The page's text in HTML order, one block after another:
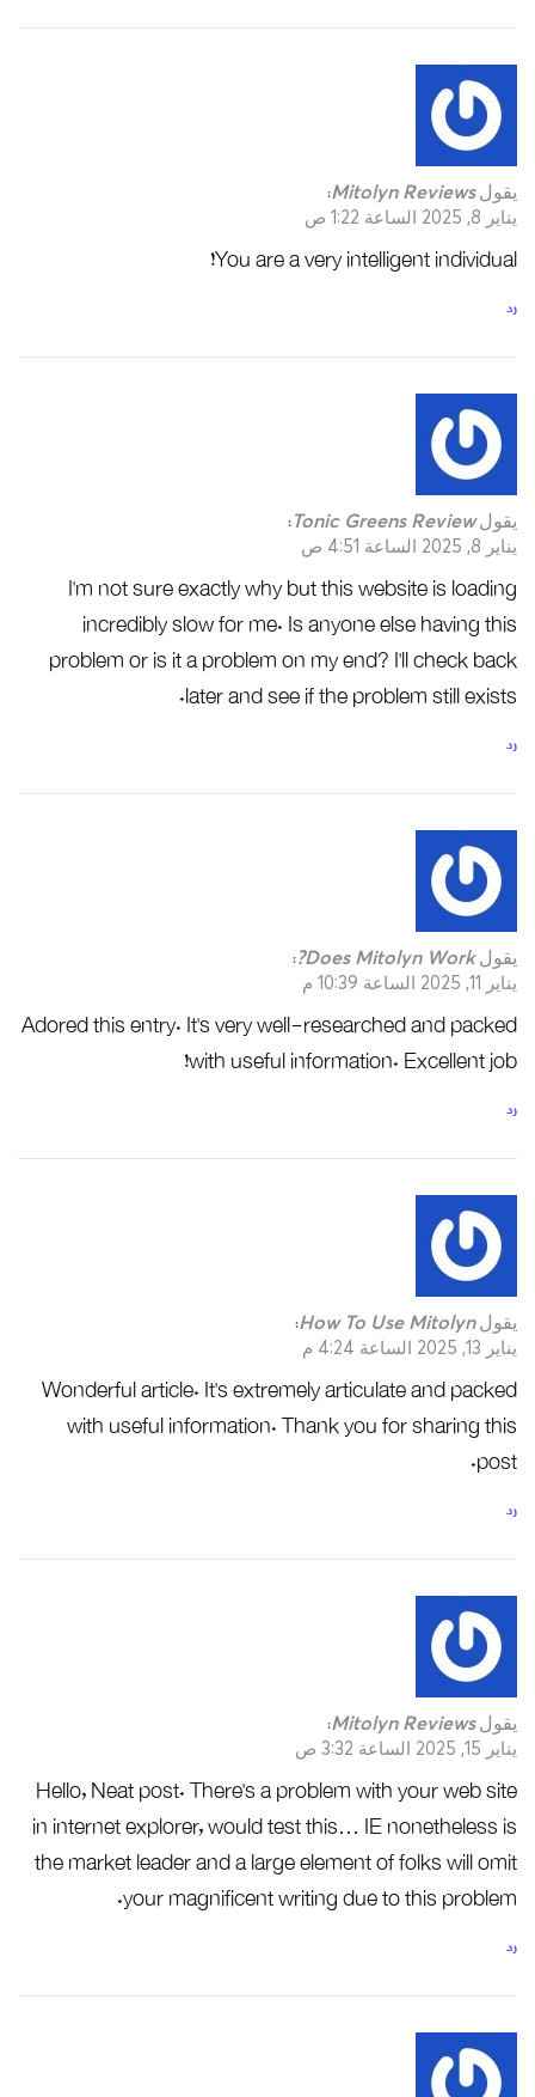
يقول Mitolyn Reviews
:
يناير 8, 2025 الساعة 1:22 ص
You are a very intelligent individual!
رد
يقول Tonic Greens Review
:
يناير 8, 2025 الساعة 4:51 ص
I’m not sure exactly why but this website is loading
incredibly slow for me. Is anyone else having this
problem or is it a problem on my end? I’ll check back
later and see if the problem still exists.
رد
يقول Does Mitolyn Work?
:
يناير 11, 2025 الساعة 10:39 م
Adored this entry. It’s very well-researched and packed
with useful information. Excellent job!
رد
يقول How To Use Mitolyn
:
يناير 13, 2025 الساعة 4:24 م
Wonderful article. It’s extremely articulate and packed
with useful information. Thank you for sharing this
post.
رد
يقول Mitolyn Reviews
:
يناير 15, 2025 الساعة 3:32 ص
Hello, Neat post. There’s a problem with your web site
in internet explorer, would test this… IE nonetheless is
the market leader and a large element of folks will omit
your magnificent writing due to this problem.
رد